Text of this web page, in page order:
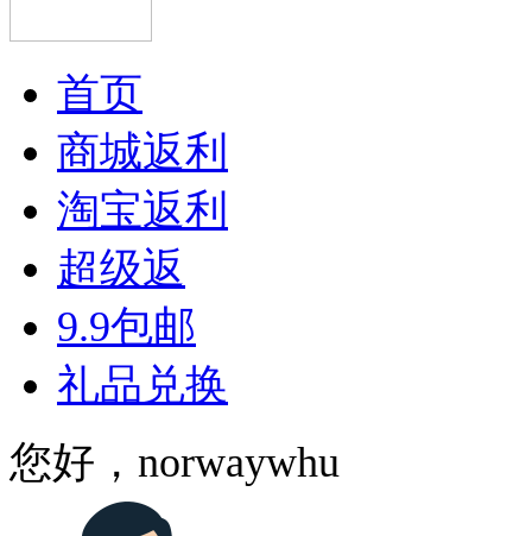
首页
商城返利
淘宝返利
超级返
9.9包邮
礼品兑换
您好，norwaywhu